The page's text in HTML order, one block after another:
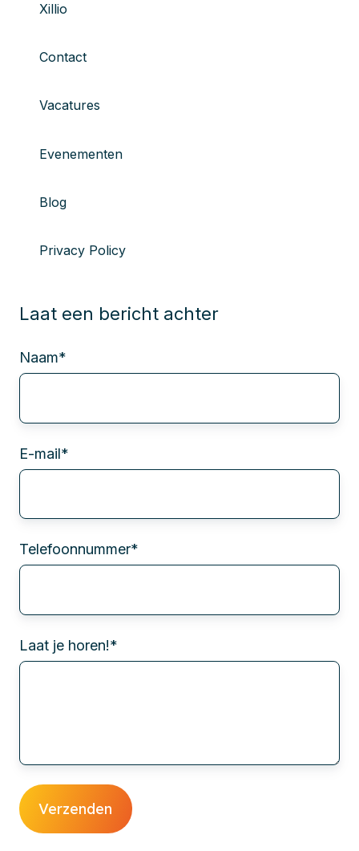
Xillio
Contact
Vacatures
Evenementen
Blog
Privacy Policy
Laat een bericht achter
Naam*
E-mail*
Telefoonnummer*
Laat je horen!*